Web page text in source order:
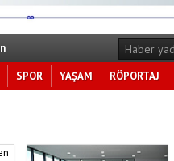
SPOR YAŞAM RÖPORTAJ